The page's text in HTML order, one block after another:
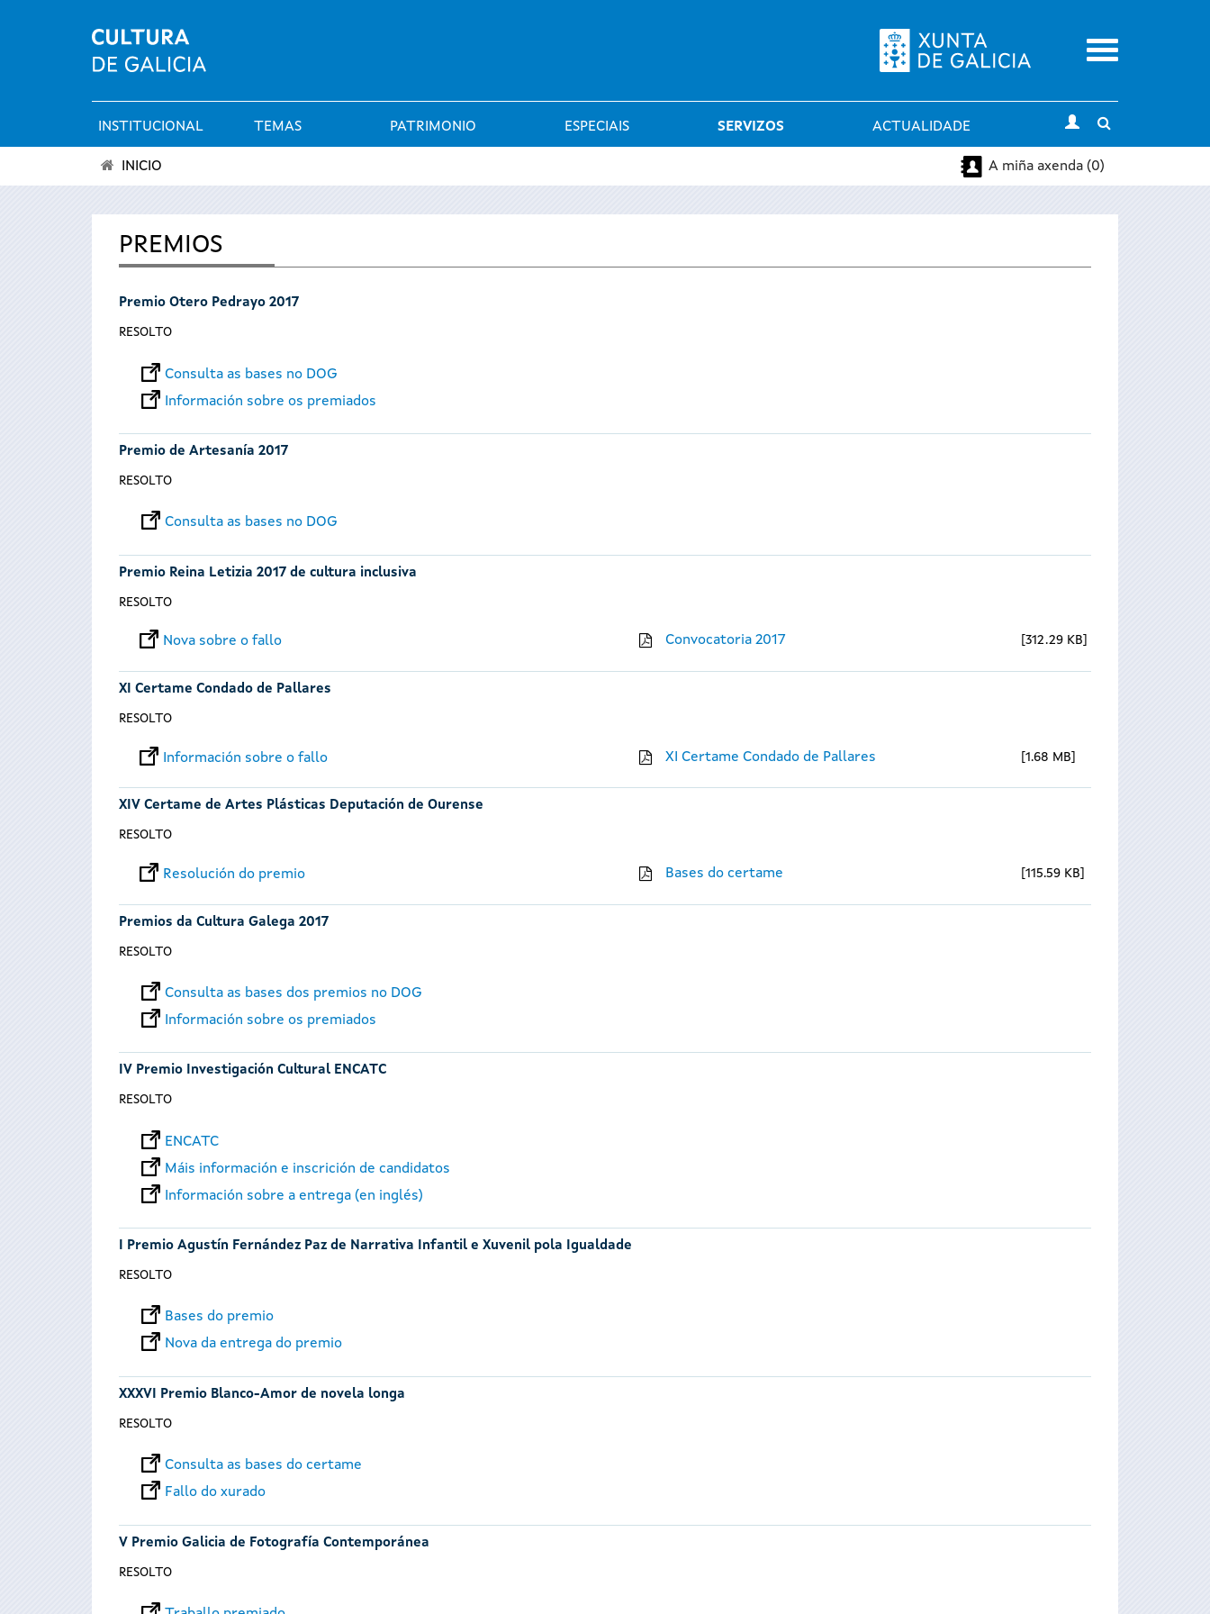
Menu
Menú
principal
INSTITUCIONAL TEMAS PATRIMONIO ESPECIAIS SERVIZOS ACTUALIDADE
search
está
INICIO A miña axenda (0)
PREMIOS
Premio Otero Pedrayo 2017
RESOLTO
Consulta as bases no DOG
Información sobre os premiados
Premio de Artesanía 2017
RESOLTO
Consulta as bases no DOG
Premio Reina Letizia 2017 de cultura inclusiva
RESOLTO
Nova sobre o fallo Convocatoria 2017 312.29 KB
XI Certame Condado de Pallares
RESOLTO
Información sobre o fallo XI Certame Condado de Pallares 1.68 MB
XIV Certame de Artes Plásticas Deputación de Ourense
RESOLTO
Resolución do premio Bases do certame 115.59 KB
Premios da Cultura Galega 2017
RESOLTO
Consulta as bases dos premios no DOG
Información sobre os premiados
IV Premio Investigación Cultural ENCATC
RESOLTO
ENCATC
Máis información e inscrición de candidatos
Información sobre a entrega (en inglés)
I Premio Agustín Fernández Paz de Narrativa Infantil e Xuvenil pola Igualdade
RESOLTO
Bases do premio
Nova da entrega do premio
XXXVI Premio Blanco-Amor de novela longa
RESOLTO
Consulta as bases do certame
Fallo do xurado
V Premio Galicia de Fotografía Contemporánea
RESOLTO